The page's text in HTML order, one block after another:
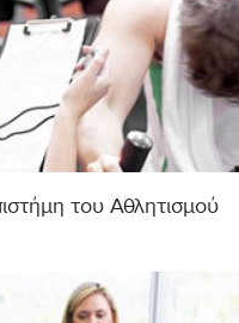
του Αθλητισμού